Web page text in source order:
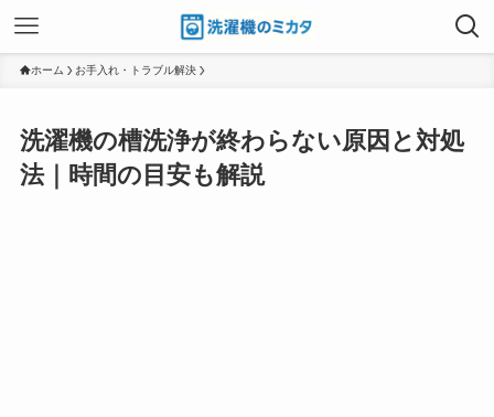
ホーム お手入れ・トラブル解決
洗濯機の槽洗浄が終わらない原因と対処
法｜時間の目安も解説